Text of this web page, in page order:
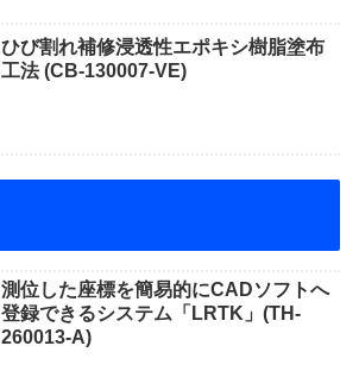
ひび割れ補修浸透性エポキシ樹脂塗布
工法 (CB-130007-VE)
測位した座標を簡易的にCADソフトへ
登録できるシステム「LRTK」(TH-
260013-A)